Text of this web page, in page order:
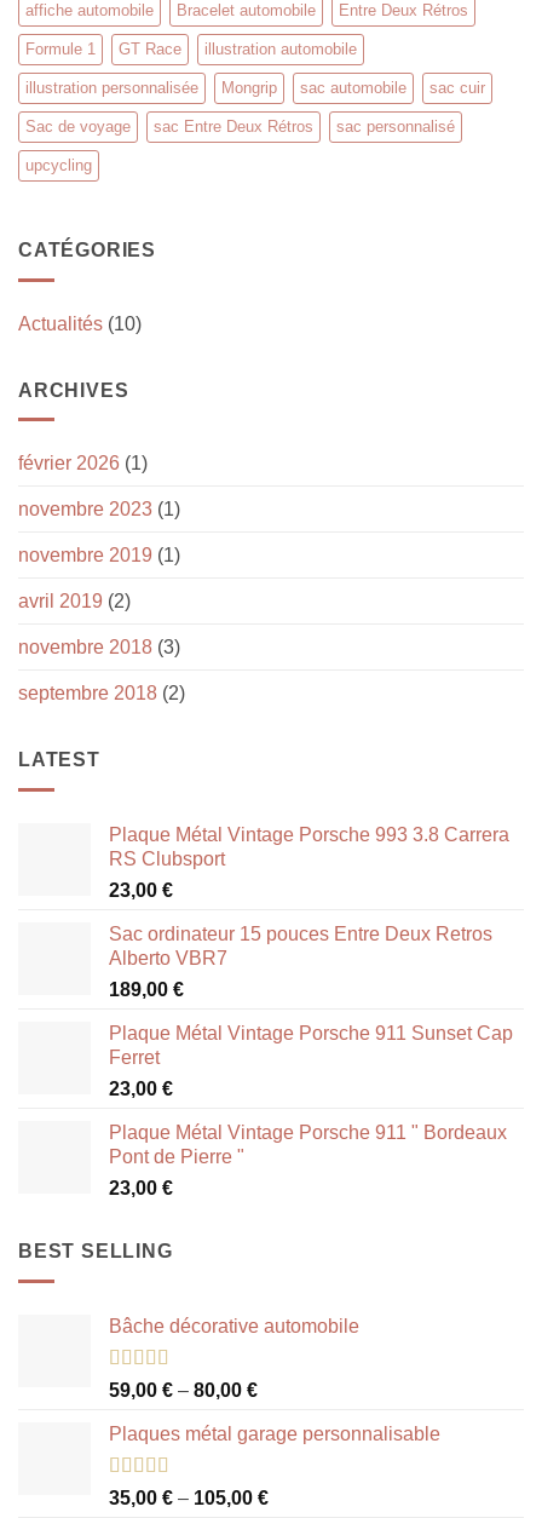
affiche automobile Bracelet automobile Entre Deux Rétros
Formule 1 GT Race illustration automobile
illustration personnalisée Mongrip sac automobile sac cuir
Sac de voyage sac Entre Deux Rétros sac personnalisé
upcycling
CATÉGORIES
Actualités (10)
ARCHIVES
février 2026 (1)
novembre 2023 (1)
novembre 2019 (1)
avril 2019 (2)
novembre 2018 (3)
septembre 2018 (2)
LATEST
Plaque Métal Vintage Porsche 993 3.8 Carrera
RS Clubsport
23,00 €
Sac ordinateur 15 pouces Entre Deux Retros
Alberto VBR7
189,00 €
Plaque Métal Vintage Porsche 911 Sunset Cap
Ferret
23,00 €
Plaque Métal Vintage Porsche 911 " Bordeaux
Pont de Pierre "
23,00 €
BEST SELLING
Bâche décorative automobile
Note5.00
sur 5
59,00 € – 80,00 €
Plaques métal garage personnalisable
Note5.00
sur 5
35,00 € – 105,00 €